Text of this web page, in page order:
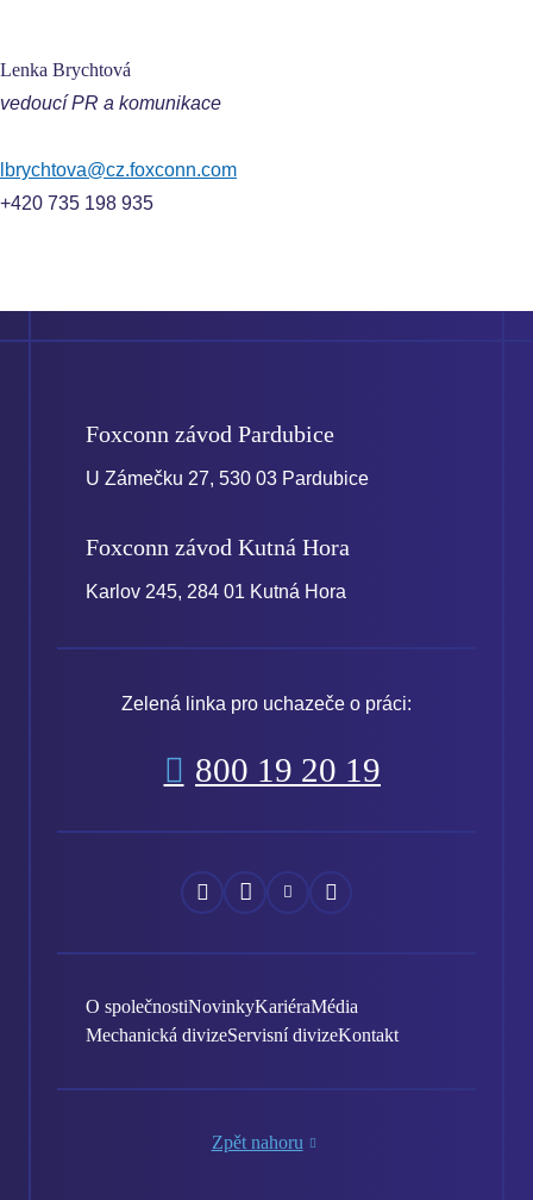
Lenka Brychtová
vedoucí PR a komunikace
lbrychtova@cz.foxconn.com
+420 735 198 935
Foxconn závod Pardubice
U Zámečku 27, 530 03 Pardubice
Foxconn závod Kutná Hora
Karlov 245, 284 01 Kutná Hora
Zelená linka pro uchazeče o práci:
800 19 20 19
Náš
Facebook
Náš
Instagram
Náš
YouTube
Náš
LinkedIn
O společnostiNovinkyKariéraMédia
Mechanická divizeServisní divizeKontakt
Zpět nahoru